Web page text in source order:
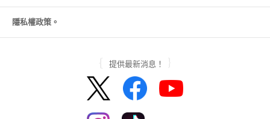
隱私權政策。
提供最新消息！